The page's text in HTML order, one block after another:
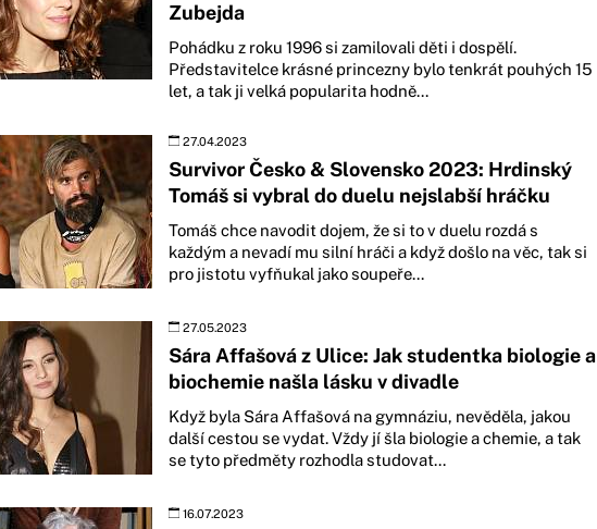
Zubejda
Pohádku z roku 1996 si zamilovali děti i dospělí.
Představitelce krásné princezny bylo tenkrát pouhých 15
let, a tak ji velká popularita hodně...
27.04.2023
Survivor Česko & Slovensko 2023: Hrdinský
Tomáš si vybral do duelu nejslabší hráčku
Tomáš chce navodit dojem, že si to v duelu rozdá s
každým a nevadí mu silní hráči a když došlo na věc, tak si
pro jistotu vyfňukal jako soupeře...
27.05.2023
Sára Affašová z Ulice: Jak studentka biologie a
biochemie našla lásku v divadle
Když byla Sára Affašová na gymnáziu, nevěděla, jakou
další cestou se vydat. Vždy jí šla biologie a chemie, a tak
se tyto předměty rozhodla studovat...
16.07.2023